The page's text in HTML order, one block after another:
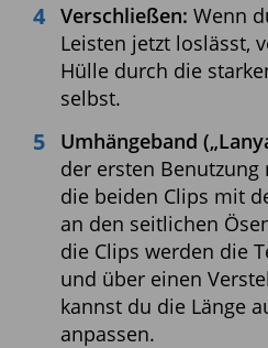
Verschließen: Wenn
Leisten jetzt loslässt,
Hülle durch die
selbst.
Umhängeband
der ersten
die beiden Clips mit
an den seitlichen
die Clips werden die
und über einen
kannst du die Länge
anpassen.